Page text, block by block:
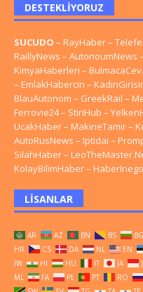
DESTEKLIYORUZ
SUCUDO – RayHaber–
RaillyNews – AutonoumNews –
KimyaHaberleri –
– EmlakHabercin –
BlauAutonom – GreekRail –
Ferrovie24– StiriHub –
UcakHaber– MakineTamir–
AutoRusNews – Iptidai –
SilahHaber–
KolayBilimHaber–
LISANLAR
AR AZ BN BS BG
HR
CS DA NL EN
IW
HI HU IT JA
ML
FA PL PT RO